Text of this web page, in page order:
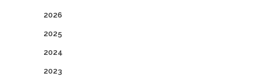
2026
2025
2024
2023